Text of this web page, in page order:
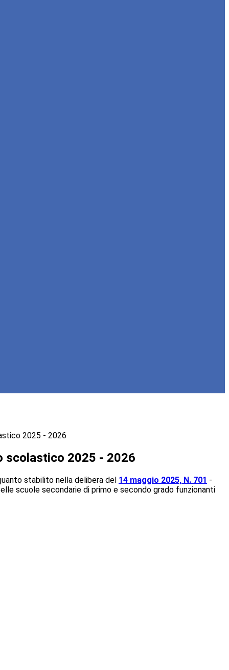
2025 - 2026
scolastico 2025 - 2026
stabilito nella delibera del 14 maggio 2025, N. 701 -
scuole secondarie di primo e secondo grado funzionanti